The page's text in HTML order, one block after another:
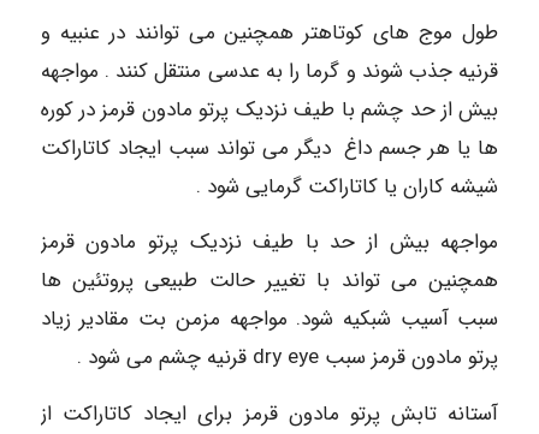
طول موج های کوتاهتر همچنین می توانند در عنبیه و
قرنیه جذب شوند و گرما را به عدسی منتقل کنند . مواجهه
بیش از حد چشم با طیف نزدیک پرتو مادون قرمز در کوره
ها یا هر جسم داغ دیگر می تواند سبب ایجاد کاتاراکت
شیشه کاران یا کاتاراکت گرمایی شود .
مواجهه بیش از حد با طیف نزدیک پرتو مادون قرمز
همچنین می تواند با تغییر حالت طبیعی پروتئین ها
سبب آسیب شبکیه شود. مواجهه مزمن بت مقادیر زیاد
پرتو مادون قرمز سبب dry eye قرنیه چشم می شود .
آستانه تابش پرتو مادون قرمز برای ایجاد کاتاراکت از